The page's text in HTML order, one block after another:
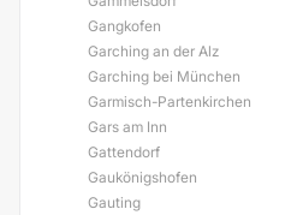
Gangkofen
Garching an der Alz
Garching bei München
Garmisch-Partenkirchen
Gars am Inn
Gattendorf
Gaukönigshofen
Gauting